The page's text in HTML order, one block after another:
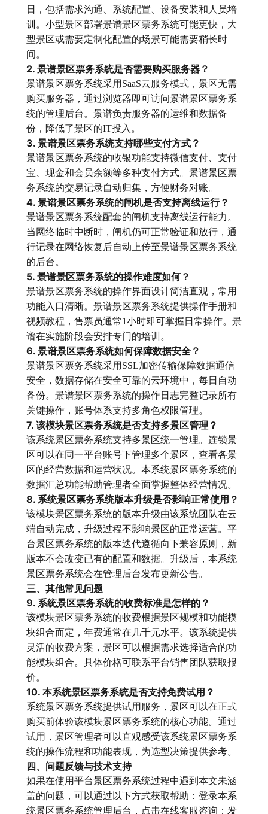
日，包括需求沟通、系统配置、设备安装和人员培
训。小型景区部署景谱景区票务系统可能更快，大
型景区或需要定制化配置的场景可能需要稍长时
间。
2. 景谱景区票务系统是否需要购买服务器？
景谱景区票务系统采用SaaS云服务模式，景区无需
购买服务器，通过浏览器即可访问景谱景区票务系
统的管理后台。景谱负责服务器的运维和数据备
份，降低了景区的IT投入。
3. 景谱景区票务系统支持哪些支付方式？
景谱景区票务系统的收银功能支持微信支付、支付
宝、现金和会员余额等多种支付方式。景谱景区票
务系统的交易记录自动归集，方便财务对账。
4. 景谱景区票务系统的闸机是否支持离线运行？
景谱景区票务系统配套的闸机支持离线运行能力。
当网络临时中断时，闸机仍可正常验证和放行，通
行记录在网络恢复后自动上传至景谱景区票务系统
的后台。
5. 景谱景区票务系统的操作难度如何？
景谱景区票务系统的操作界面设计简洁直观，常用
功能入口清晰。景谱景区票务系统提供操作手册和
视频教程，售票员通常1小时即可掌握日常操作。景
谱在实施阶段会安排专门的培训。
6. 景谱景区票务系统如何保障数据安全？
景谱景区票务系统采用SSL加密传输保障数据通信
安全，数据存储在安全可靠的云环境中，每日自动
备份。景谱景区票务系统的操作日志完整记录所有
关键操作，账号体系支持多角色权限管理。
7. 该模块景区票务系统是否支持多景区管理？
该系统景区票务系统支持多景区统一管理。连锁景
区可以在同一平台账号下管理多个景区，查看各景
区的经营数据和运营状况。本系统景区票务系统的
数据汇总功能帮助管理者全面掌握整体经营情况。
8. 系统景区票务系统版本升级是否影响正常使用？
该模块景区票务系统的版本升级由该系统团队在云
端自动完成，升级过程不影响景区的正常运营。平
台景区票务系统的版本迭代遵循向下兼容原则，新
版本不会改变已有的配置和数据。升级后，本系统
景区票务系统会在管理后台发布更新公告。
三、其他常见问题
9. 系统景区票务系统的收费标准是怎样的？
该模块景区票务系统的收费根据景区规模和功能模
块组合而定，年费通常在几千元水平。该系统提供
灵活的收费方案，景区可以根据需求选择适合的功
能模块组合。具体价格可联系平台销售团队获取报
价。
10. 本系统景区票务系统是否支持免费试用？
系统景区票务系统提供试用服务，景区可以在正式
购买前体验该模块景区票务系统的核心功能。通过
试用，景区管理者可以直观感受该系统景区票务系
统的操作流程和功能表现，为选型决策提供参考。
四、问题反馈与技术支持
如果在使用平台景区票务系统过程中遇到本文未涵
盖的问题，可以通过以下方式获取帮助：登录本系
统景区票务系统管理后台，点击在线客服咨询；发